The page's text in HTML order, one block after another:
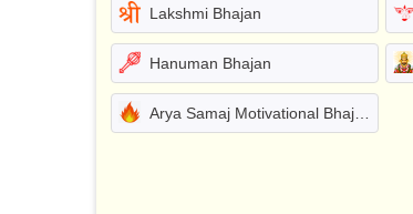
Lakshmi Bhajan
Hanuman Bhajan
Arya Samaj Motivational Bhajans